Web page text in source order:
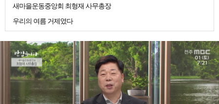
새마을운동중앙회 최형재 사무총장
우리의 여름 거제였다